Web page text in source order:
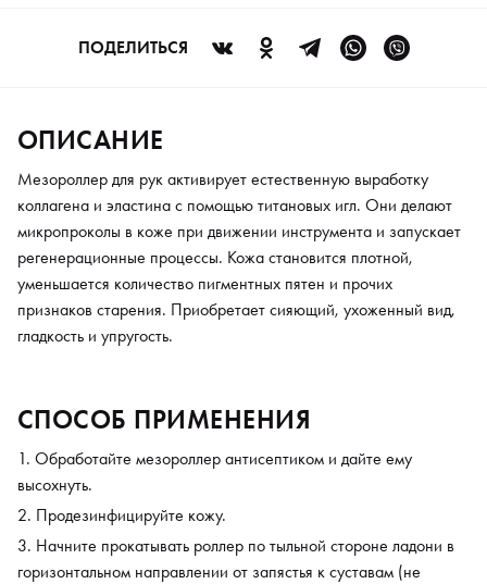
ПОДЕЛИТЬСЯ
ОПИСАНИЕ
Мезороллер для рук активирует естественную выработку
коллагена и эластина с помощью титановых игл. Они делают
микропроколы в коже при движении инструмента и запускает
регенерационные процессы. Кожа становится плотной,
уменьшается количество пигментных пятен и прочих
признаков старения. Приобретает сияющий, ухоженный вид,
гладкость и упругость.
СПОСОБ ПРИМЕНЕНИЯ
Обработайте мезороллер антисептиком и дайте ему
высохнуть.
Продезинфицируйте кожу.
Начните прокатывать роллер по тыльной стороне ладони в
горизонтальном направлении от запястья к суставам (не